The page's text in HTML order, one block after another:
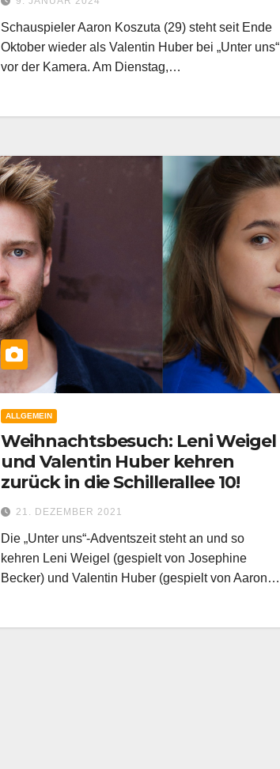
Schauspieler Aaron Koszuta (29) steht seit Ende
Oktober wieder als Valentin Huber bei „Unter uns“
vor der Kamera. Am Dienstag,…
ALLGEMEIN
Weihnachtsbesuch: Leni Weigel
und Valentin Huber kehren
zurück in die Schillerallee 10!
21. DEZEMBER 2021
Die „Unter uns“-Adventszeit steht an und so
kehren Leni Weigel (gespielt von Josephine
Becker) und Valentin Huber (gespielt von Aaron…